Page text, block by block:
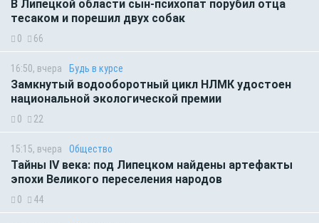
В Липецкой области сын-психопат порубил отца
тесаком и порешил двух собак
0 66
16:50, вчера Будь в курсе
Замкнутый водооборотный цикл НЛМК удостоен
национальной экологической премии
0 22
15:15, вчера Общество
Тайны IV века: под Липецком найдены артефакты
эпохи Великого переселения народов
0 44